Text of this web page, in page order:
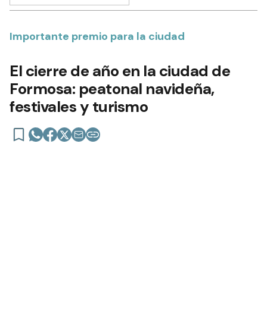
Importante premio para la ciudad
El cierre de año en la ciudad de
Formosa: peatonal navideña,
festivales y turismo